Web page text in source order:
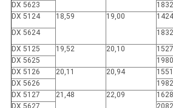
DX 5623
1832
DX 5124
18,59 19,00 1424
DX 5624
1832
DX 5125
19,52 20,10 1527
DX 5625
1980
DX 5126
20,11 20,94 1551
DX 5626
1982
DX 5127
21,48 22,09 1628